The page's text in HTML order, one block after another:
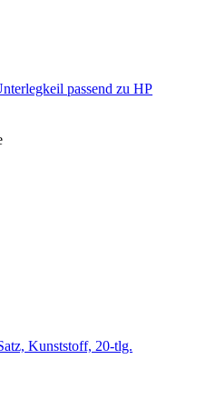
passend zu HP
Kunststoff, 20-tlg.